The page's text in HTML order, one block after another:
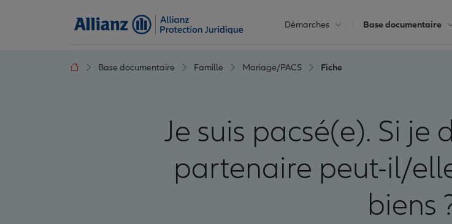
Démarches Base documentaire
Base documentaire Famille Mariage/PACS Fiche
Je suis pacsé(e). Si
partenaire peut-il/
biens